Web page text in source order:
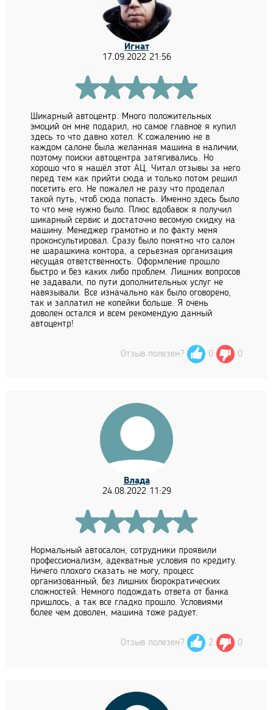
Игнат
17.09.2022 21:56
Шикарный автоцентр. Много положительных
эмоций он мне подарил, но самое главное я купил
здесь то что давно хотел. К сожалению не в
каждом салоне была желанная машина в наличии,
поэтому поиски автоцентра затягивались. Но
хорошо что я нашёл этот АЦ. Читал отзывы за него
перед тем как прийти сюда и только потом решил
посетить его. Не пожалел не разу что проделал
такой путь, чтоб сюда попасть. Именно здесь было
то что мне нужно было. Плюс вдобавок я получил
шикарный сервис и достаточно весомую скидку на
машину. Менеджер грамотно и по факту меня
проконсультировал. Сразу было понятно что салон
не шарашкина контора, а серьезная организация
несущая ответственность. Оформление прошло
быстро и без каких либо проблем. Лишних вопросов
не задавали, по пути дополнительных услуг не
навязывали. Все изначально как было оговорено,
так и заплатил не копейки больше. Я очень
доволен остался и всем рекомендую данный
автоцентр!
Отзыв полезен? 0 0
Влада
24.08.2022 11:29
Нормальный автосалон, сотрудники проявили
профессионализм, адекватные условия по кредиту.
Ничего плохого сказать не могу, процесс
организованный, без лишних бюрократических
сложностей. Немного подождать ответа от банка
пришлось, а так все гладко прошло. Условиями
более чем доволен, машина тоже радует.
Отзыв полезен? 2 0